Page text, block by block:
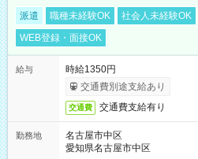
派遣 職種未経験OK 社会人未経験OK
WEB登録・面接OK
給与
時給1350円
交通費別途支給あり
交通費 交通費支給有り
勤務地
名古屋市中区
愛知県名古屋市中区